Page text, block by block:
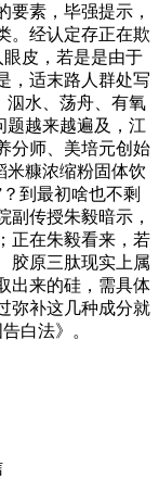
要素，毕强提示，
。经认定存正在欺
皮，若是是由于
，适末路人群处写
泅水、荡舟、有氧
题越来越遍及，江
分师、美培元创始
米糠浓缩粉固体饮
到最初啥也不剩
副传授朱毅暗示，
正在朱毅看来，若
胶原三肽现实上属
出来的硅，需具体
弥补这几种成分就
白法》。